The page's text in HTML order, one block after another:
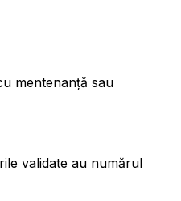
mentenanță sau
validate au numărul